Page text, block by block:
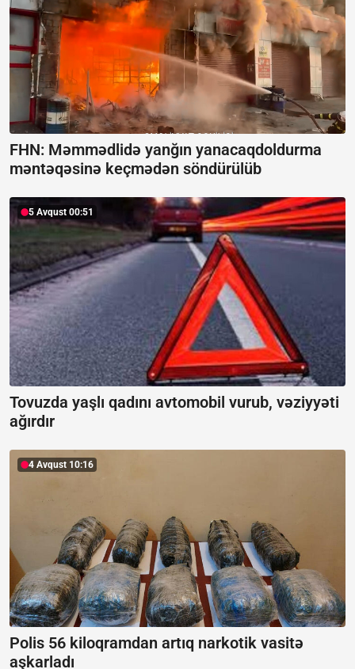
FHN: Məmmədlidə yanğın yanacaqdoldurma
məntəqəsinə keçmədən söndürülüb
5 Avqust 00:51
Tovuzda yaşlı qadını avtomobil vurub, vəziyyəti
ağırdır
4 Avqust 10:16
Polis 56 kiloqramdan artıq narkotik vasitə
aşkarladı